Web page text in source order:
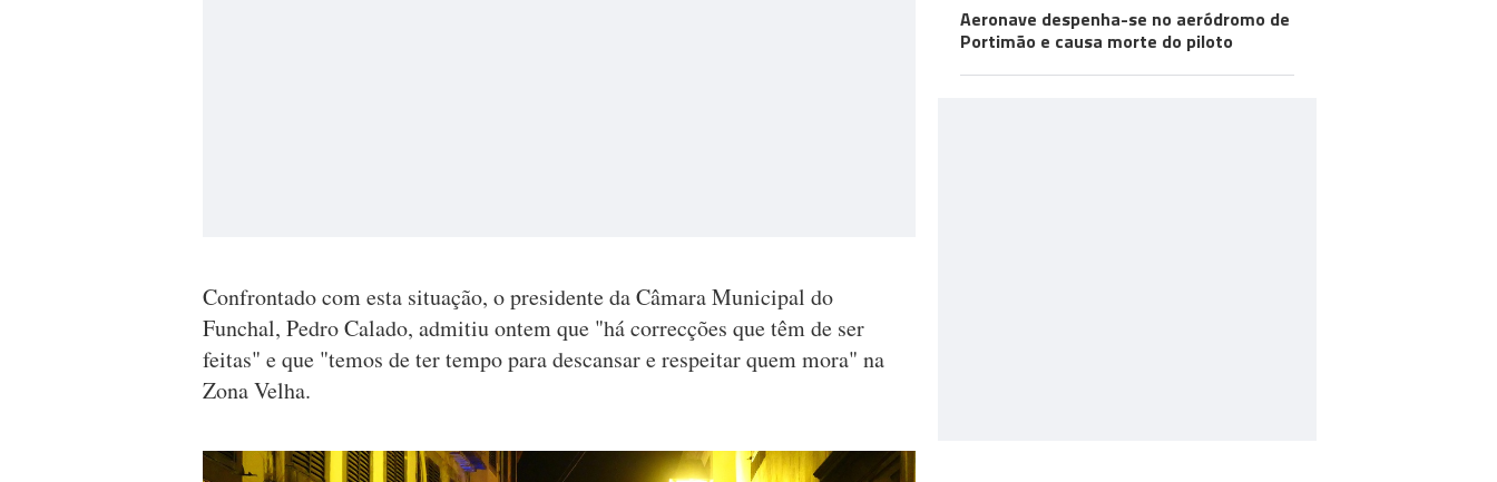
Confrontado com esta situação, o presidente da Câmara Municipal do
Funchal, Pedro Calado, admitiu ontem que "há correcções que têm de ser
feitas" e que "temos de ter tempo para descansar e respeitar quem mora" na
Zona Velha.
Aeronave despenha-se no aeródromo de
Portimão e causa morte do piloto